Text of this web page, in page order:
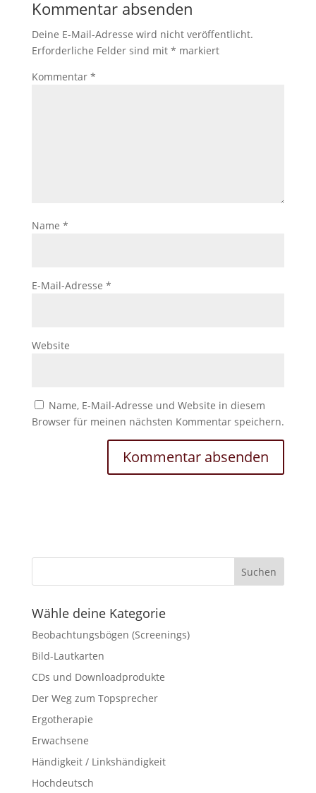
Kommentar absenden
Deine E-Mail-Adresse wird nicht veröffentlicht.
Erforderliche Felder sind mit * markiert
Kommentar *
Name *
E-Mail-Adresse *
Website
Name, E-Mail-Adresse und Website in diesem
Browser für meinen nächsten Kommentar speichern.
Wähle deine Kategorie
Beobachtungsbögen (Screenings)
Bild-Lautkarten
CDs und Downloadprodukte
Der Weg zum Topsprecher
Ergotherapie
Erwachsene
Händigkeit / Linkshändigkeit
Hochdeutsch